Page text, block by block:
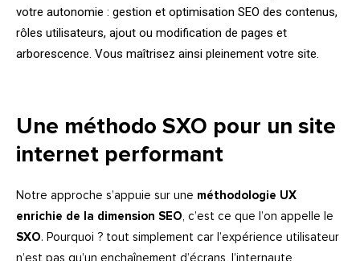
votre autonomie : gestion et optimisation SEO des contenus,
rôles utilisateurs, ajout ou modification de pages et
arborescence. Vous maîtrisez ainsi pleinement votre site.
Une méthodo SXO pour un site
internet performant
Notre approche s’appuie sur une méthodologie UX
enrichie de la dimension SEO, c’est ce que l’on appelle le
SXO. Pourquoi ? tout simplement car l’expérience utilisateur
n’est pas qu’un enchaînement d’écrans, l’internaute